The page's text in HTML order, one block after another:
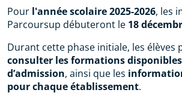
Pour l'année scolaire 2025-2026, les
Parcoursup débuteront le 18
Durant cette phase initiale, les élèves
consulter les formations disponibles
d’admission, ainsi que les
pour chaque établissement.